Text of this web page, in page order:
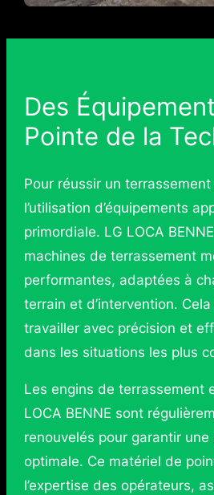
Des
Pointe de la
Pour réussir un
l’utilisation d’équipements
primordiale. LG LOCA
machines de terrassement
performantes, adaptées à
terrain et d’intervention.
travailler avec précision et
dans les situations les plus
Les engins de terrassement
LOCA BENNE sont
renouvelés pour garantir
optimale. Ce matériel de
l’expertise des opérateurs,